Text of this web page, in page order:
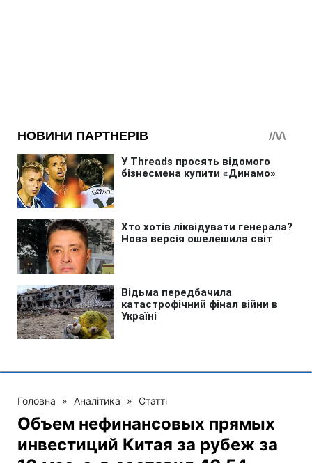
Головна » Аналітика » Статті
Объем нефинансовых прямых
инвестиций Китая за рубеж за